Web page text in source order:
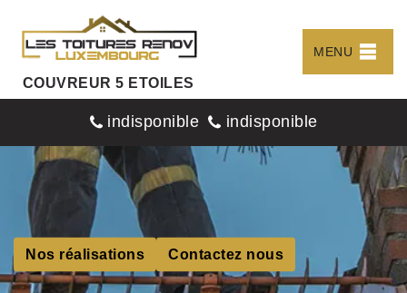
COUVREUR 5 ETOILES
MENU
indisponible indisponible
Nos réalisations Contactez nous